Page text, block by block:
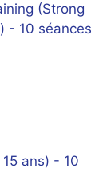
(Strong
- 10 séances
ans) - 10